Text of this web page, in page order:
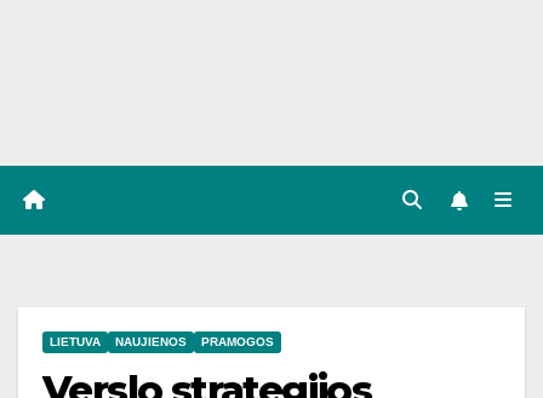
LIETUVA NAUJIENOS PRAMOGOS